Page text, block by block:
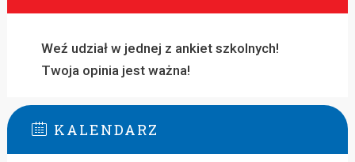
Weź udział w jednej z ankiet szkolnych!
Twoja opinia jest ważna!
KALENDARZ